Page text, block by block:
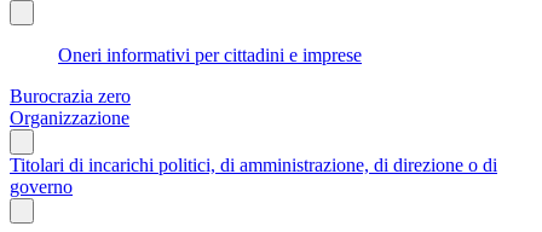
Oneri informativi per cittadini e imprese
Burocrazia zero
Organizzazione
Titolari di incarichi politici, di amministrazione, di direzione o di
governo